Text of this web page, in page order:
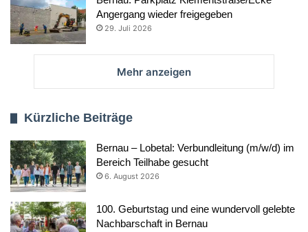
Angergang wieder freigegeben
29. Juli 2026
Mehr anzeigen
Kürzliche Beiträge
Bernau – Lobetal: Verbundleitung (m/w/d) im
Bereich Teilhabe gesucht
6. August 2026
100. Geburtstag und eine wundervoll gelebte
Nachbarschaft in Bernau